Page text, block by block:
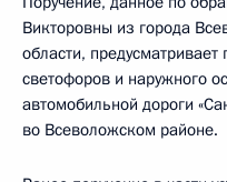
Викторовны из города
области, предусматривает
светофоров и наружного
автомобильной дороги
во Всеволожском районе.